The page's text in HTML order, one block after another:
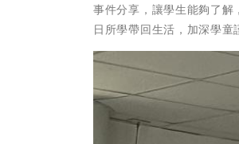
事件分享，讓學生能夠了
日所學帶回生活，加深學